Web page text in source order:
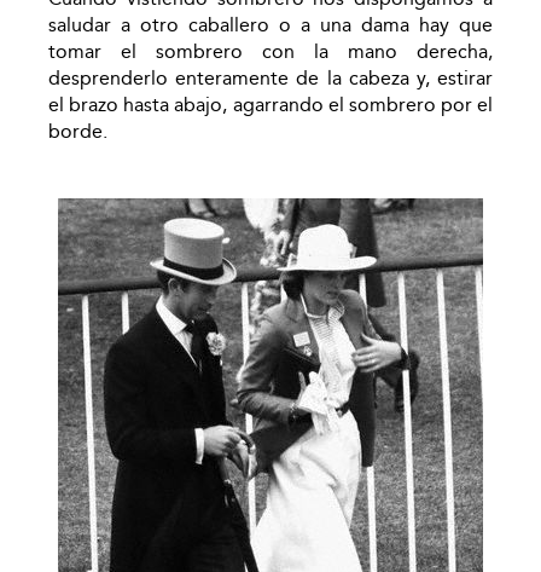
saludar a otro caballero o a una dama hay que
tomar el sombrero con la mano derecha,
desprenderlo enteramente de la cabeza y, estirar
el brazo hasta abajo, agarrando el sombrero por el
borde.